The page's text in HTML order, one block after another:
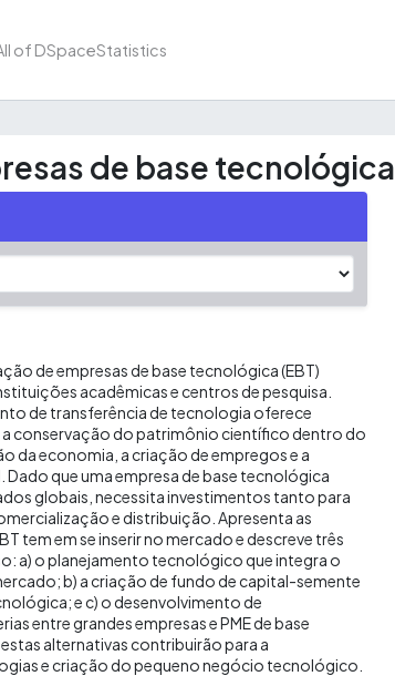
of DSpaceStatistics
de base tecnológica
de empresas de base tecnológica (EBT)
acadêmicas e centros de pesquisa.
de transferência de tecnologia oferece
a conservação do patrimônio científico dentro do
da economia, a criação de empregos e a
que uma empresa de base tecnológica
globais, necessita investimentos tanto para
e distribuição. Apresenta as
tem em se inserir no mercado e descreve três
a) o planejamento tecnológico que integra o
b) a criação de fundo de capital-semente
e c) o desenvolvimento de
entre grandes empresas e PME de base
alternativas contribuirão para a
e criação do pequeno negócio tecnológico.